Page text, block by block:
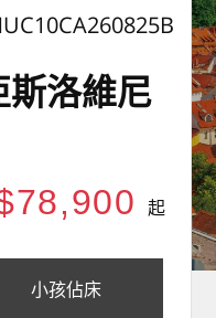
洛維尼
起
小孩佔床